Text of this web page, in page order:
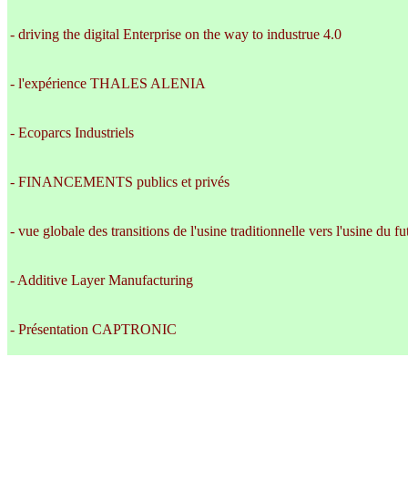
- driving the digital Enterprise on the way to industrue 4.0
- l'expérience THALES ALENIA
- Ecoparcs Industriels
- FINANCEMENTS publics et privés
- vue globale des transitions de l'usine traditionnelle vers l'usine du
- Additive Layer Manufacturing
- Présentation CAPTRONIC